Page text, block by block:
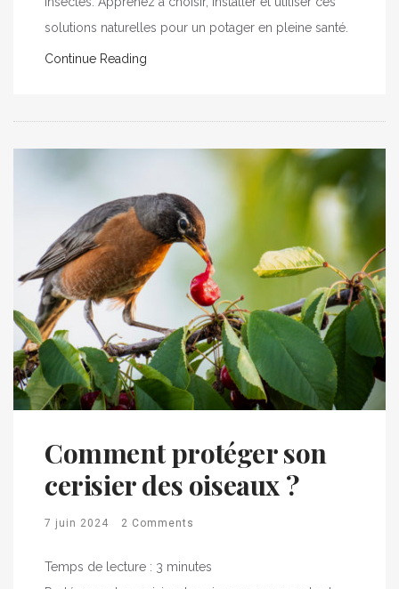
solutions naturelles pour un potager en pleine santé.
Continue Reading
Comment protéger son
cerisier des oiseaux ?
7 juin 2024 2 Comments
Temps de lecture : 3 minutes